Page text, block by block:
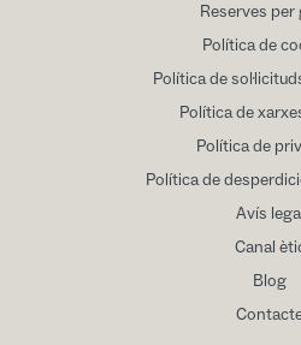
Reserves per
Política de
Política de
Política de
Política de
Política de
Avís
Canal
Blog